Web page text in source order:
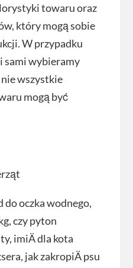
towaru oraz
który mogą sobie
W przypadku
sami wybieramy
wszystkie
mogą być
oczka wodnego,
czy pyton
imiÄ dla kota
jak zakropiÄ psu